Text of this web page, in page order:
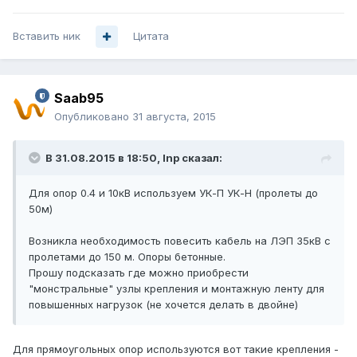
Вставить ник Цитата
Saab95
Опубликовано 31 августа, 2015
В 31.08.2015 в 18:50, Inp сказал:
Для опор 0.4 и 10кВ используем УК-П УК-Н (пролеты до
50м)
Возникла необходимость повесить кабель на ЛЭП 35кВ с
пролетами до 150 м. Опоры бетонные.
Прошу подсказать где можно приобрести
"монстральные" узлы крепления и монтажную ленту для
повышенных нагрузок (не хочется делать в двойне)
Для прямоугольных опор используются вот такие крепления -